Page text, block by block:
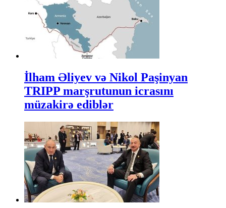
İlham Əliyev və Nikol Paşinyan
TRIPP marşrutunun icrasını
müzakirə ediblər